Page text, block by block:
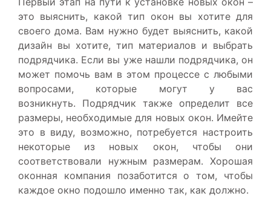
это выяснить, какой тип окон вы хотите для
своего дома. Вам нужно будет выяснить, какой
дизайн вы хотите, тип материалов и выбрать
подрядчика. Если вы уже нашли подрядчика, он
может помочь вам в этом процессе с любыми
вопросами, которые могут у вас
возникнуть. Подрядчик также определит все
размеры, необходимые для новых окон. Имейте
это в виду, возможно, потребуется настроить
некоторые из новых окон, чтобы они
соответствовали нужным размерам. Хорошая
оконная компания позаботится о том, чтобы
каждое окно подошло именно так, как должно.